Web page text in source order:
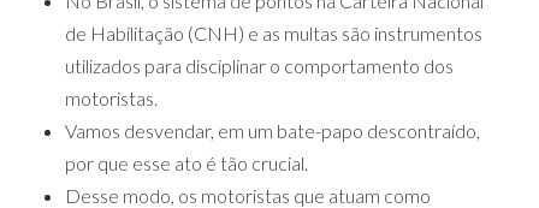
de Habilitação (CNH) e as multas são instrumentos
utilizados para disciplinar o comportamento dos
motoristas.
Vamos desvendar, em um bate-papo descontraído,
por que esse ato é tão crucial.
Desse modo, os motoristas que atuam como